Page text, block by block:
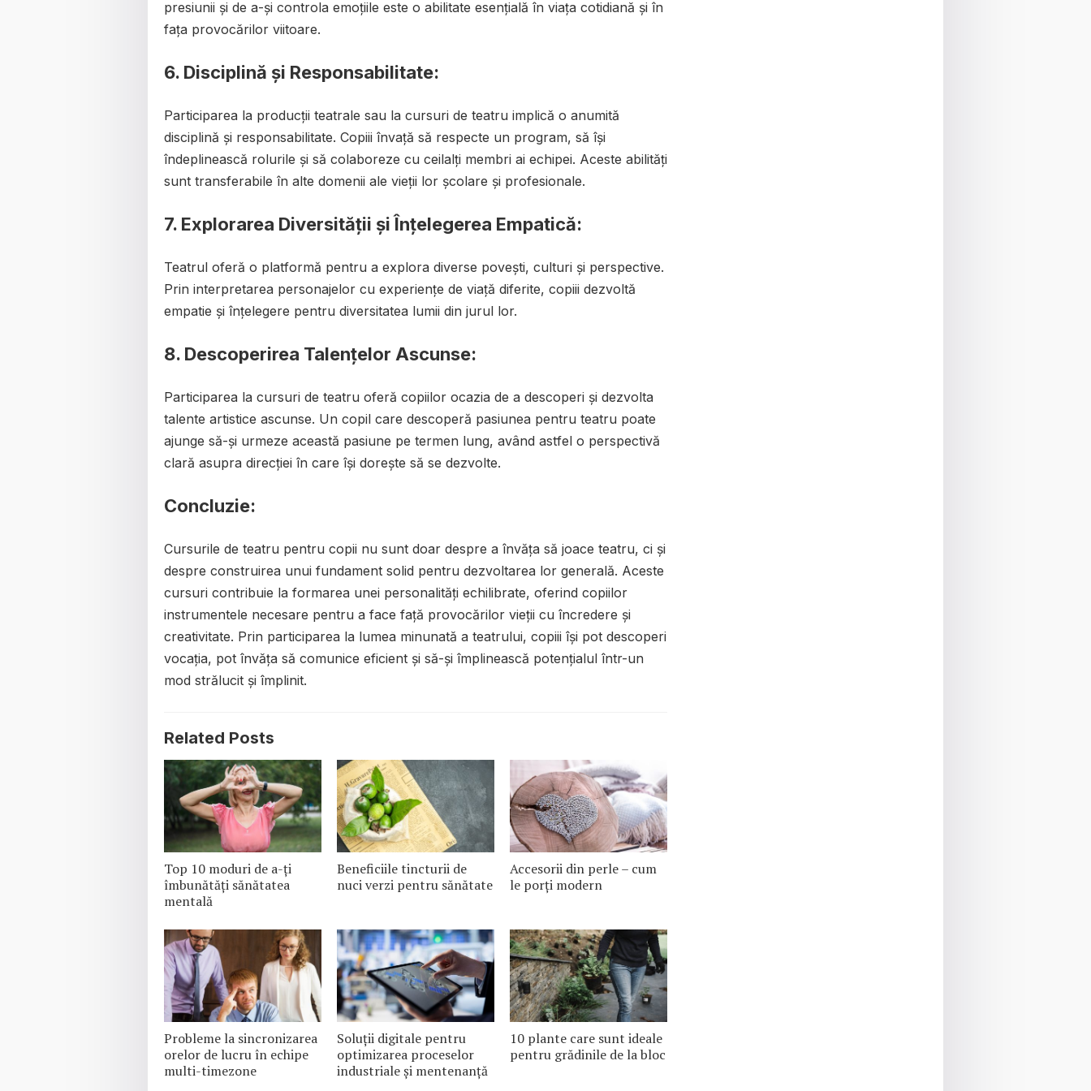
presiunii și de a-și controla emoțiile este o abilitate esențială în viața cotidiană și în
fața provocărilor viitoare.
6. Disciplină și Responsabilitate:
Participarea la producții teatrale sau la cursuri de teatru implică o anumită
disciplină și responsabilitate. Copiii învață să respecte un program, să își
îndeplinească rolurile și să colaboreze cu ceilalți membri ai echipei. Aceste abilități
sunt transferabile în alte domenii ale vieții lor școlare și profesionale.
7. Explorarea Diversității și Înțelegerea Empatică:
Teatrul oferă o platformă pentru a explora diverse povești, culturi și perspective.
Prin interpretarea personajelor cu experiențe de viață diferite, copiii dezvoltă
empatie și înțelegere pentru diversitatea lumii din jurul lor.
8. Descoperirea Talențelor Ascunse:
Participarea la cursuri de teatru oferă copiilor ocazia de a descoperi și dezvolta
talente artistice ascunse. Un copil care descoperă pasiunea pentru teatru poate
ajunge să-și urmeze această pasiune pe termen lung, având astfel o perspectivă
clară asupra direcției în care își dorește să se dezvolte.
Concluzie:
Cursurile de teatru pentru copii nu sunt doar despre a învăța să joace teatru, ci și
despre construirea unui fundament solid pentru dezvoltarea lor generală. Aceste
cursuri contribuie la formarea unei personalități echilibrate, oferind copiilor
instrumentele necesare pentru a face față provocărilor vieții cu încredere și
creativitate. Prin participarea la lumea minunată a teatrului, copiii își pot descoperi
vocația, pot învăța să comunice eficient și să-și împlinească potențialul într-un
mod strălucit și împlinit.
Related Posts
Top 10 moduri de a-ți
îmbunătăți sănătatea
mentală
Beneficiile tincturii de
nuci verzi pentru sănătate
Accesorii din perle – cum
le porți modern
Probleme la sincronizarea
orelor de lucru în echipe
multi-timezone
Soluții digitale pentru
optimizarea proceselor
industriale și mentenanță
10 plante care sunt ideale
pentru grădinile de la bloc